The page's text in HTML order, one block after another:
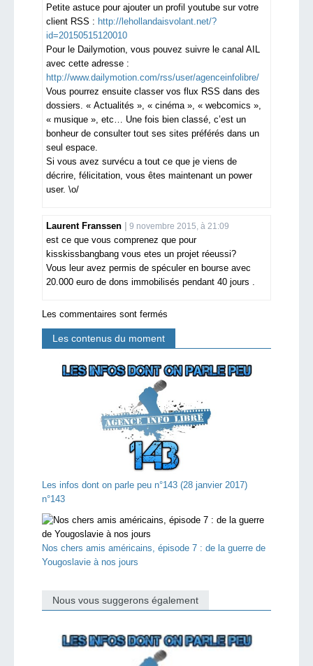
Petite astuce pour ajouter un profil youtube sur votre
client RSS : http://lehollandaisvolant.net/?
id=20150515120010
Pour le Dailymotion, vous pouvez suivre le canal AIL
avec cette adresse :
http://www.dailymotion.com/rss/user/agenceinfolibre/
Vous pourrez ensuite classer vos flux RSS dans des
dossiers. « Actualités », « cinéma », « webcomics »,
« musique », etc… Une fois bien classé, c’est un
bonheur de consulter tout ses sites préférés dans un
seul espace.
Si vous avez survécu a tout ce que je viens de
décrire, félicitation, vous êtes maintenant un power
user. \o/
Laurent Franssen 9 novembre 2015, à 21:09
est ce que vous comprenez que pour
kisskissbangbang vous etes un projet réeussi?
Vous leur avez permis de spéculer en bourse avec
20.000 euro de dons immobilisés pendant 40 jours .
Les commentaires sont fermés
Les contenus du moment
Les infos dont on parle peu n°143 (28 janvier 2017)
n°143
Nos chers amis américains, épisode 7 : de la guerre de
Yougoslavie à nos jours
Nous vous suggerons également